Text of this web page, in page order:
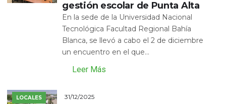
gestión escolar de Punta Alta
En la sede de la Universidad Nacional
Tecnológica Facultad Regional Bahía
Blanca, se llevó a cabo el 2 de diciembre
un encuentro en el que...
Leer Más
LOCALES 31/12/2025